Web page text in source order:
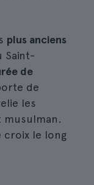
plus anciens
Saint-
de
de
les
croix le long